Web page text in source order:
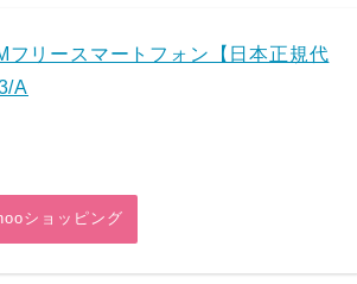
リースマートフォン【日本正規代
A
ショッピング